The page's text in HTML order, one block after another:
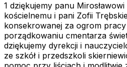
1 dziękujemy panu
kościelnemu i pani Zofii
konsekrowanej za ogrom
porządkowaniu cmentarza
dziękujemy dyrekcji i
ze szkół i przedszkoli